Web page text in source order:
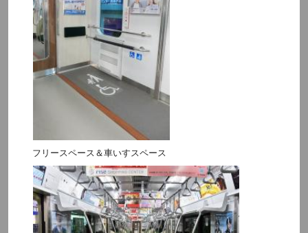
フリースペース＆車いすスペース